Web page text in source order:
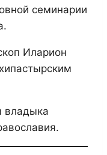
семинарии
Иларион
владыка